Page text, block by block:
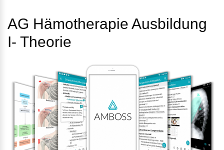
AG Hämotherapie Ausbildung
I- Theorie